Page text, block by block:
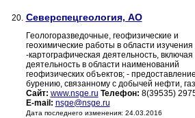
20. Северспецгеология, АО
Геологоразведочные, геофизические и
геохимические работы в области
-картографическая деятельность, включая
деятельность в области наименований
геофизических объектов; -
бурению, связанному с добычей нефти,
Сайт: www.nsge.ru Телефон: 8(39535)
E-mail: nsge@nsge.ru
Дата последнего изменения: 24.03.2016